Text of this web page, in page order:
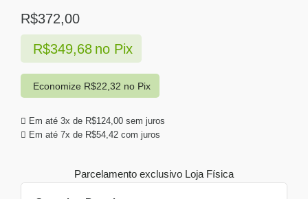
R$372,00
Em até 3x de R$124,00 sem juros
Em até 7x de R$54,42 com juros
R$349,68 no Pix
Economize R$22,32 no Pix
Parcelamento exclusivo Loja Física